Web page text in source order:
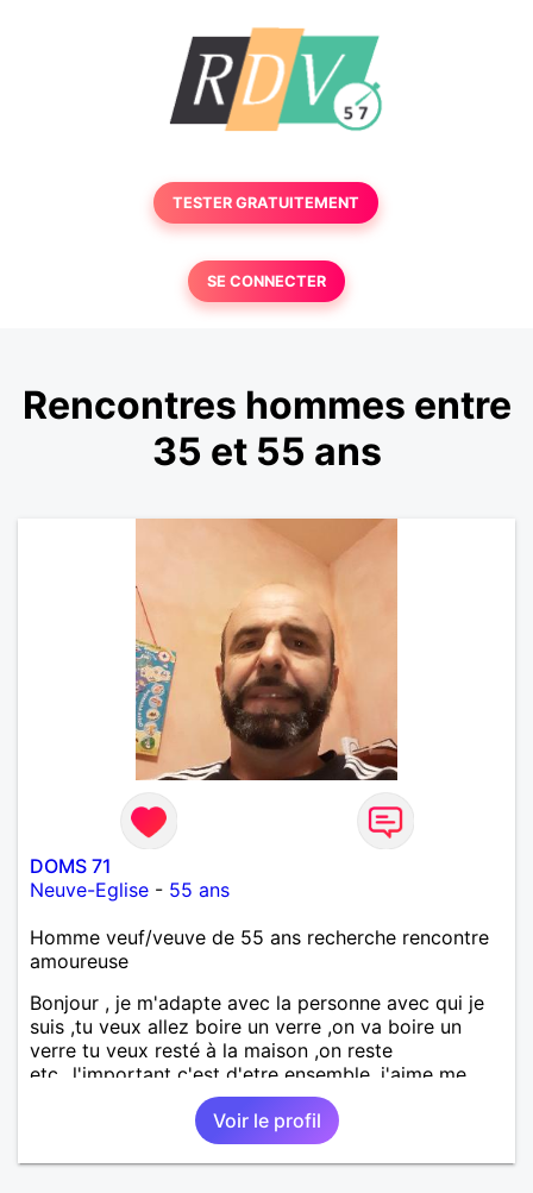
TESTER GRATUITEMENT
SE CONNECTER
Rencontres hommes entre
35 et 55 ans
DOMS 71
Neuve-Eglise - 55 ans
Homme veuf/veuve de 55 ans recherche rencontre
amoureuse
Bonjour , je m'adapte avec la personne avec qui je
suis ,tu veux allez boire un verre ,on va boire un
verre tu veux resté à la maison ,on reste
etc...l'important c'est d'etre ensemble .j'aime me
balader , faire du sport , regarder des film , aller au
théatre etc et j'aime par dessus tous rire
Voir le profil